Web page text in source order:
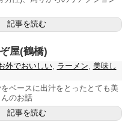
記事を読む
屋(鶴橋)
外でおいしい, ラーメン, 美味し
ベースに出汁をとったとても美
のお話
記事を読む